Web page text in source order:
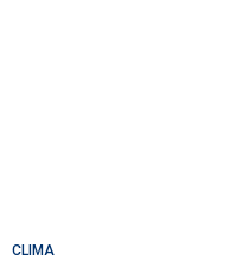
CLIMA